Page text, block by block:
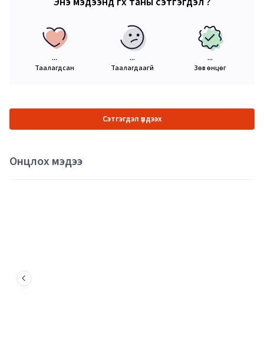
...
Таалагдсан
...
Таалагдаагүй
...
Зөв өнцөг
Сэтгэгдэл үлдээх
Онцлох мэдээ